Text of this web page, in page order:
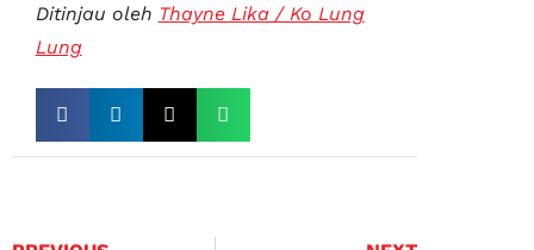
Ditinjau oleh Thayne Lika / Ko Lung
Lung